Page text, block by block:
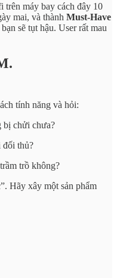
trên máy bay cách đây 10
mai, và thành Must-Have
sẽ tụt hậu. User rất mau
tính năng và hỏi:
bị chửi chưa?
đối thủ?
trồ không?
Hãy xây một sản phẩm